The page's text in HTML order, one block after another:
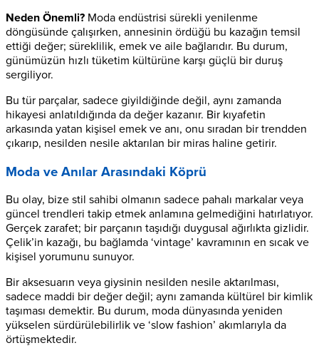
Neden Önemli? Moda endüstrisi sürekli yenilenme
döngüsünde çalışırken, annesinin ördüğü bu kazağın temsil
ettiği değer; süreklilik, emek ve aile bağlarıdır. Bu durum,
günümüzün hızlı tüketim kültürüne karşı güçlü bir duruş
sergiliyor.
Bu tür parçalar, sadece giyildiğinde değil, aynı zamanda
hikayesi anlatıldığında da değer kazanır. Bir kıyafetin
arkasında yatan kişisel emek ve anı, onu sıradan bir trendden
çıkarıp, nesilden nesile aktarılan bir miras haline getirir.
Moda ve Anılar Arasındaki Köprü
Bu olay, bize stil sahibi olmanın sadece pahalı markalar veya
güncel trendleri takip etmek anlamına gelmediğini hatırlatıyor.
Gerçek zarafet; bir parçanın taşıdığı duygusal ağırlıkta gizlidir.
Çelik’in kazağı, bu bağlamda ‘vintage’ kavramının en sıcak ve
kişisel yorumunu sunuyor.
Bir aksesuarın veya giysinin nesilden nesile aktarılması,
sadece maddi bir değer değil; aynı zamanda kültürel bir kimlik
taşıması demektir. Bu durum, moda dünyasında yeniden
yükselen sürdürülebilirlik ve ‘slow fashion’ akımlarıyla da
örtüşmektedir.